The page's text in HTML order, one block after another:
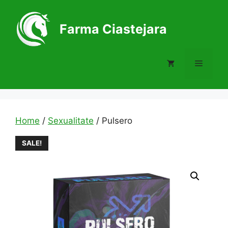
content
Farma Ciastejara
Menu
Home / Sexualitate / Pulsero
SALE!